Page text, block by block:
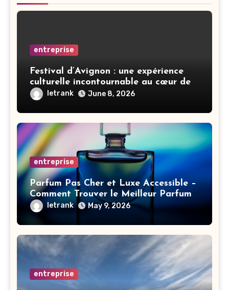
entreprise
Festival d’Avignon : une expérience
culturelle incontournable au cœur de
la Provence
letrank June 8, 2026
entreprise
Parfum Pas Cher et Luxe Accessible –
Comment Trouver le Meilleur Parfum
Femme ou Homme
letrank May 9, 2026
entreprise